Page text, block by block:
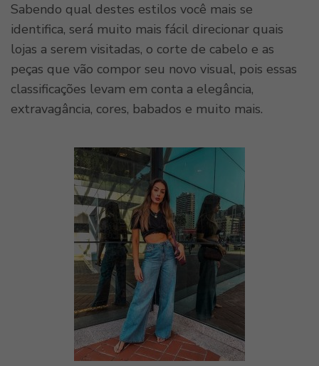
Sabendo qual destes estilos você mais se
identifica, será muito mais fácil direcionar quais
lojas a serem visitadas, o corte de cabelo e as
peças que vão compor seu novo visual, pois essas
classificações levam em conta a elegância,
extravagância, cores, babados e muito mais.